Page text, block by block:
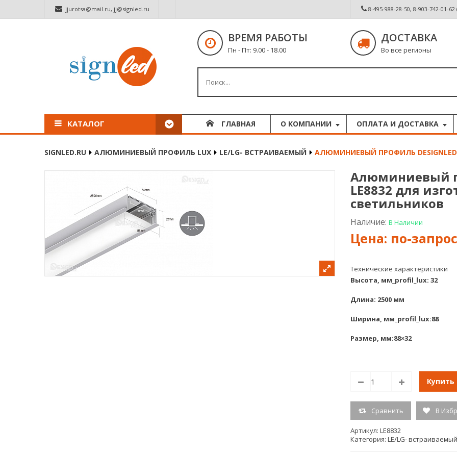
jjurotsa@mail.ru, jj@signled.ru 8-495-988-28-50, 8-903-742-01-
ВРЕМЯ РАБОТЫ
Пн - Пт: 9.00 - 18.00
ДОСТАВКА
Во все регионы
КАТАЛОГ ГЛАВНАЯ О КОМПАНИИ ОПЛАТА И ДОСТАВКА
SIGNLED.RU АЛЮМИНИЕВЫЙ ПРОФИЛЬ LUX LE/LG- ВСТРАИВАЕМЫЙ АЛЮМИНИЕВЫЙ ПРОФИЛЬ
Алюминиевый
LE8832 для
светильников
Наличие: В Наличии
Технические характеристики
Высота, мм_profil_lux: 32
Длина: 2500 мм
Ширина, мм_profil_lux:88
Размер, мм:88×32
Купить
Сравнить В
Артикул: LE8832
Категория: LE/LG- встраиваемый